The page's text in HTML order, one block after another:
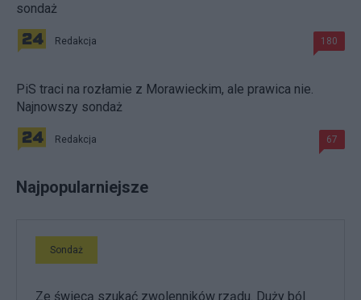
sondaż
Redakcja 180
PiS traci na rozłamie z Morawieckim, ale prawica nie.
Najnowszy sondaż
Redakcja 67
Najpopularniejsze
Sondaż
Ze świecą szukać zwolenników rządu. Duży ból